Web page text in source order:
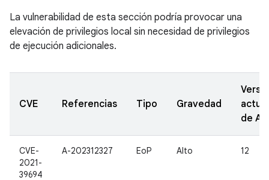
La vulnerabilidad de esta sección podría provocar una
elevación de privilegios local sin necesidad de privilegios
de ejecución adicionales.
CVE Referencias Tipo Gravedad
de
CVE-
2021-
39694
A-202312327 EoP Alto 12